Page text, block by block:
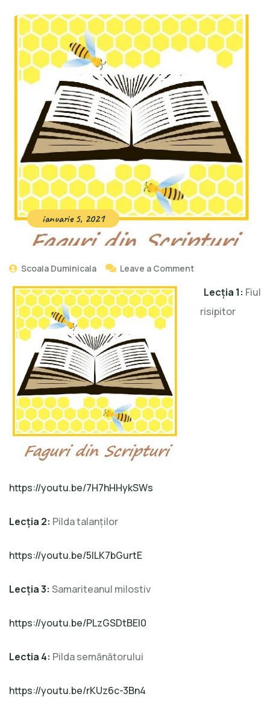
ianuarie 5, 2021
Scoala Duminicala Leave a Comment
Lecţia 1: Fiul
risipitor
https://youtu.be/7H7hHHykSWs
Lecţia 2: Pilda talanţilor
https://youtu.be/5ILK7bGurtE
Lecţia 3: Samariteanul milostiv
https://youtu.be/PLzGSDtBEl0
Lectia 4: Pilda semănătorului
https://youtu.be/rKUz6c-3Bn4